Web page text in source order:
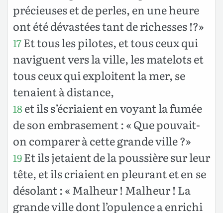
précieuses et de perles, en une heure
ont été dévastées tant de richesses !?»
17Et tous les pilotes, et tous ceux qui
naviguent vers la ville, les matelots et
tous ceux qui exploitent la mer, se
tenaient à distance,
18et ils s’écriaient en voyant la fumée
de son embrasement : « Que pouvait-
on comparer à cette grande ville ?»
19Et ils jetaient de la poussière sur leur
tête, et ils criaient en pleurant et en se
désolant : « Malheur ! Malheur ! La
grande ville dont l’opulence a enrichi